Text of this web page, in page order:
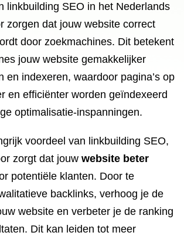
linkbuilding SEO in het Nederlands
zorgen dat jouw website correct
door zoekmachines. Dit betekent
jouw website gemakkelijker
en indexeren, waardoor pagina’s op
en efficiënter worden geïndexeerd
optimalisatie-inspanningen.
voordeel van linkbuilding SEO,
zorgt dat jouw website beter
potentiële klanten. Door te
backlinks, verhoog je de
website en verbeter je de ranking
Dit kan leiden tot meer